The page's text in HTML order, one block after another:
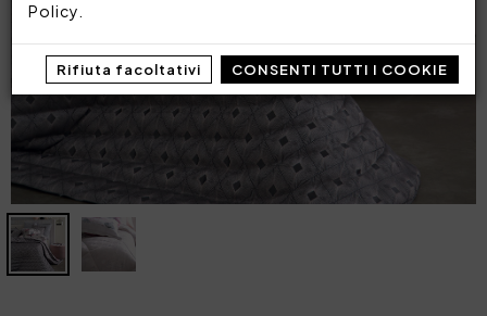
Policy
Rifiuta facoltativi CONSENTI TUTTI I COOKIE